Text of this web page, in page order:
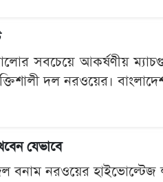
সবচেয়ে আকর্ষণীয়
দল নরওয়ের।
যেভাবে
বনাম নরওয়ের